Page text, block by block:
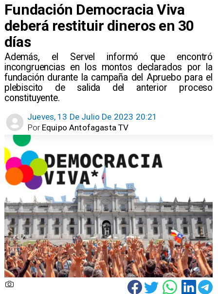
Fundación Democracia Viva
deberá restituir dineros en 30
días
Además, el Servel informó que encontró
incongruencias en los montos declarados por la
fundación durante la campaña del Apruebo para el
plebiscito de salida del anterior proceso
constituyente.
Jueves, 13 De Julio De 2023 20:21
Equipo Antofagasta TV
Por